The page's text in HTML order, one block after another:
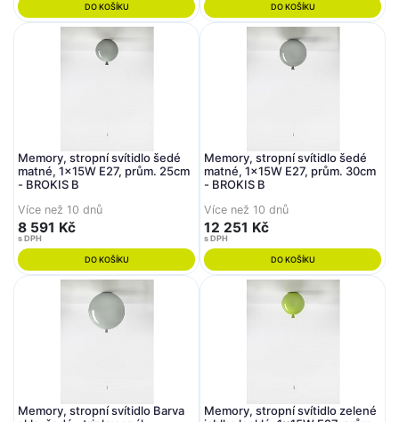
DO KOŠÍKU DO KOŠÍKU
Memory, stropní svítidlo šedé
matné, 1x15W E27, prům. 25cm
- BROKIS B
Více než 10 dnů
8 591 Kč
s DPH
DO KOŠÍKU
Memory, stropní svítidlo šedé
matné, 1x15W E27, prům. 30cm
- BROKIS B
Více než 10 dnů
12 251 Kč
s DPH
DO KOŠÍKU
Memory, stropní svítidlo Barva
Memory, stropní svítidlo zelené